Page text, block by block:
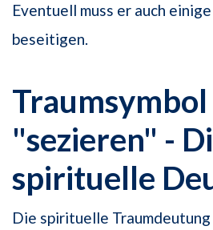
Eventuell muss er auch
beseitigen.
Traumsymbol
"sezieren" -
spirituelle
Die spirituelle